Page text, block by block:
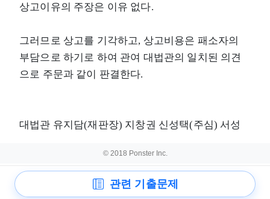
상고이유의 주장은 이유 없다.
그러므로 상고를 기각하고, 상고비용은 패소자의
부담으로 하기로 하여 관여 대법관의 일치된 의견
으로 주문과 같이 판결한다.
대법관 유지담(재판장) 지창권 신성택(주심) 서성
© 2018 Ponster Inc.
관련 기출문제